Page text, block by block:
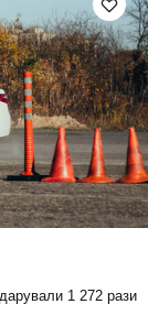
1 272 рази